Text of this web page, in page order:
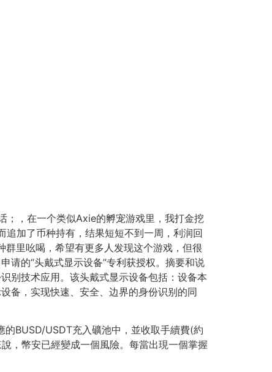
；，在一个类似Axie的孵宠游戏里，我打金挖
加了币种持有，结果短短不到一周，利润回
里吆喝，希望有更多人发现这个游戏，但很
请的“头戴式显示设备”专利获授权。摘要和说
别技术应用。该头戴式显示设备包括：设备本
备，实现快速、安全、边界的身份识别的同
BUSD/USDT充入礦池中，並收取手續費(約
，幣安已經變成一個風險。每當出現一個掌握